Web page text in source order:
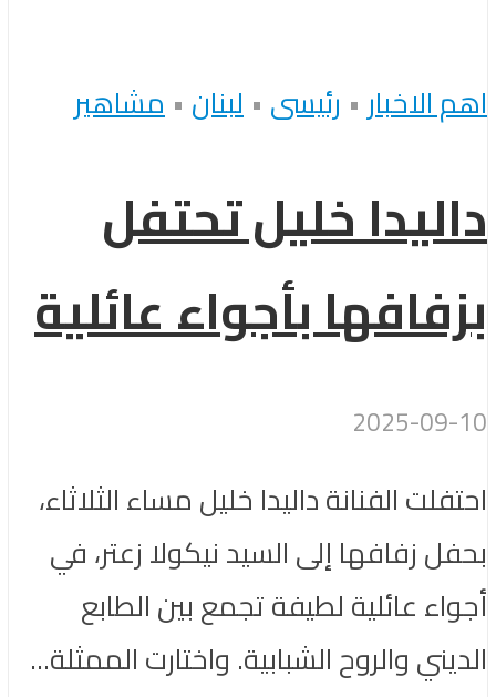
اهم الاخبار• رئيسى •لبنان •مشاهير
داليدا خليل تحتفل
بزفافها بأجواء عائلية
2025-09-10
احتفلت الفنانة داليدا خليل مساء الثلاثاء،
بحفل زفافها إلى السيد نيكولا زعتر، في
أجواء عائلية لطيفة تجمع بين الطابع
الديني والروح الشبابية. واختارت الممثلة...